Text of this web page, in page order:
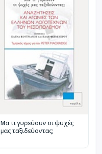
Μα τι γυρεύουν οι ψυχές
μας ταξιδεύοντας;